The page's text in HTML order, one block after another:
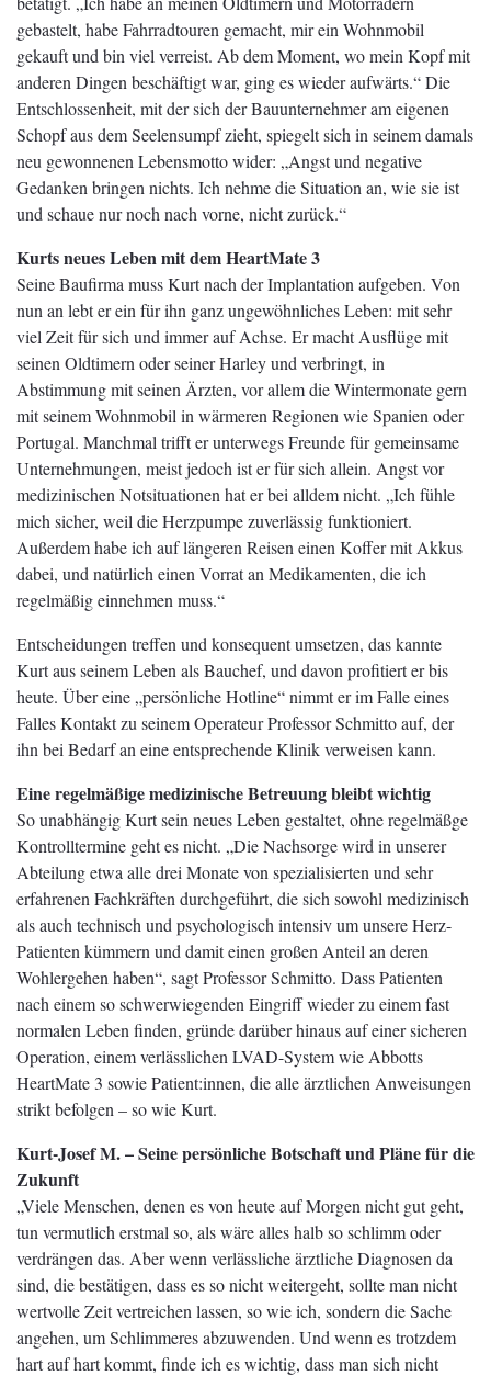
gebastelt, habe Fahrradtouren gemacht, mir ein Wohnmobil
gekauft und bin viel verreist. Ab dem Moment, wo mein Kopf mit
anderen Dingen beschäftigt war, ging es wieder aufwärts.“ Die
Entschlossenheit, mit der sich der Bauunternehmer am eigenen
Schopf aus dem Seelensumpf zieht, spiegelt sich in seinem damals
neu gewonnenen Lebensmotto wider: „Angst und negative
Gedanken bringen nichts. Ich nehme die Situation an, wie sie ist
und schaue nur noch nach vorne, nicht zurück.“
Kurts neues Leben mit dem HeartMate 3
Seine Baufirma muss Kurt nach der Implantation aufgeben. Von
nun an lebt er ein für ihn ganz ungewöhnliches Leben: mit sehr
viel Zeit für sich und immer auf Achse. Er macht Ausflüge mit
seinen Oldtimern oder seiner Harley und verbringt, in
Abstimmung mit seinen Ärzten, vor allem die Wintermonate gern
mit seinem Wohnmobil in wärmeren Regionen wie Spanien oder
Portugal. Manchmal trifft er unterwegs Freunde für gemeinsame
Unternehmungen, meist jedoch ist er für sich allein. Angst vor
medizinischen Notsituationen hat er bei alldem nicht. „Ich fühle
mich sicher, weil die Herzpumpe zuverlässig funktioniert.
Außerdem habe ich auf längeren Reisen einen Koffer mit Akkus
dabei, und natürlich einen Vorrat an Medikamenten, die ich
regelmäßig einnehmen muss.“
Entscheidungen treffen und konsequent umsetzen, das kannte
Kurt aus seinem Leben als Bauchef, und davon profitiert er bis
heute. Über eine „persönliche Hotline“ nimmt er im Falle eines
Falles Kontakt zu seinem Operateur Professor Schmitto auf, der
ihn bei Bedarf an eine entsprechende Klinik verweisen kann.
Eine regelmäßige medizinische Betreuung bleibt wichtig
So unabhängig Kurt sein neues Leben gestaltet, ohne regelmäßge
Kontrolltermine geht es nicht. „Die Nachsorge wird in unserer
Abteilung etwa alle drei Monate von spezialisierten und sehr
erfahrenen Fachkräften durchgeführt, die sich sowohl medizinisch
als auch technisch und psychologisch intensiv um unsere Herz-
Patienten kümmern und damit einen großen Anteil an deren
Wohlergehen haben“, sagt Professor Schmitto. Dass Patienten
nach einem so schwerwiegenden Eingriff wieder zu einem fast
normalen Leben finden, gründe darüber hinaus auf einer sicheren
Operation, einem verlässlichen LVAD-System wie Abbotts
HeartMate 3 sowie Patient:innen, die alle ärztlichen Anweisungen
strikt befolgen – so wie Kurt.
Kurt-Josef M. – Seine persönliche Botschaft und Pläne für die
Zukunft
„Viele Menschen, denen es von heute auf Morgen nicht gut geht,
tun vermutlich erstmal so, als wäre alles halb so schlimm oder
verdrängen das. Aber wenn verlässliche ärztliche Diagnosen da
sind, die bestätigen, dass es so nicht weitergeht, sollte man nicht
wertvolle Zeit vertreichen lassen, so wie ich, sondern die Sache
angehen, um Schlimmeres abzuwenden. Und wenn es trotzdem
hart auf hart kommt, finde ich es wichtig, dass man sich nicht